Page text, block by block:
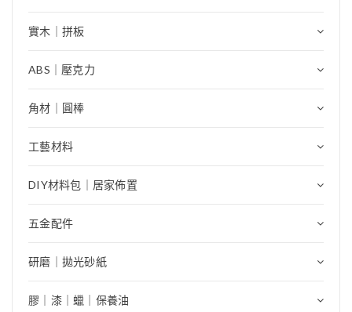
實木｜拼板
ABS｜壓克力
角材｜圓棒
工藝材料
DIY材料包｜居家佈置
五金配件
研磨｜拋光砂紙
膠｜漆｜蠟｜保養油